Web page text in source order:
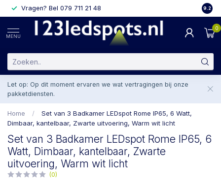
Vragen? Bel 079 711 21 48 29.2
MENU
0
Let op: Op dit moment ervaren we wat vertragingen bij onze
pakketdiensten.
Home /
Set van 3 Badkamer LEDspot Rome IP65, 6 Watt,
Dimbaar, kantelbaar, Zwarte uitvoering, Warm wit licht
Set van 3 Badkamer LEDspot Rome IP65, 6
Watt, Dimbaar, kantelbaar, Zwarte
uitvoering, Warm wit licht
(0)